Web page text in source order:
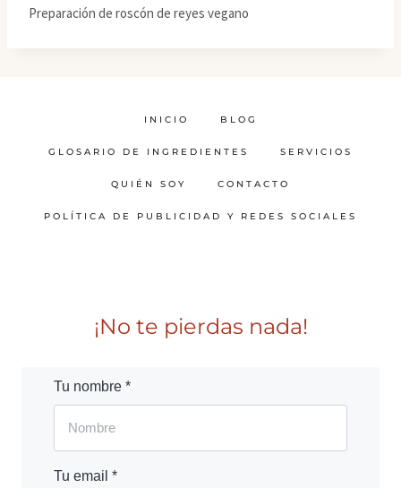
Preparación de roscón de reyes vegano
INICIO BLOG
GLOSARIO DE INGREDIENTES SERVICIOS
QUIÉN SOY CONTACTO
POLÍTICA DE PUBLICIDAD Y REDES SOCIALES
¡No te pierdas nada!
Tu nombre *
Tu email *